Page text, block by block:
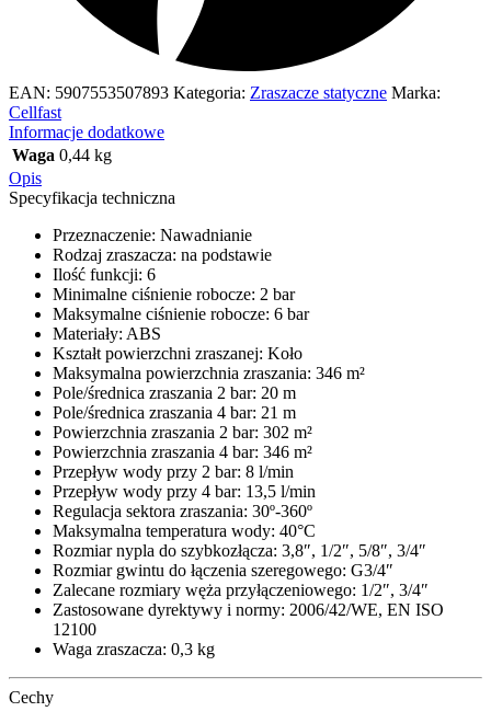
EAN: 5907553507893 Kategoria: Zraszacze statyczne Marka:
Cellfast
Informacje dodatkowe
Waga 0,44 kg
Opis
Specyfikacja techniczna
Przeznaczenie: Nawadnianie
Rodzaj zraszacza: na podstawie
Ilość funkcji: 6
Minimalne ciśnienie robocze: 2 bar
Maksymalne ciśnienie robocze: 6 bar
Materiały: ABS
Kształt powierzchni zraszanej: Koło
Maksymalna powierzchnia zraszania: 346 m²
Pole/średnica zraszania 2 bar: 20 m
Pole/średnica zraszania 4 bar: 21 m
Powierzchnia zraszania 2 bar: 302 m²
Powierzchnia zraszania 4 bar: 346 m²
Przepływ wody przy 2 bar: 8 l/min
Przepływ wody przy 4 bar: 13,5 l/min
Regulacja sektora zraszania: 30º-360º
Maksymalna temperatura wody: 40°C
Rozmiar nypla do szybkozłącza: 3,8″, 1/2″, 5/8″, 3/4″
Rozmiar gwintu do łączenia szeregowego: G3/4″
Zalecane rozmiary węża przyłączeniowego: 1/2″, 3/4″
Zastosowane dyrektywy i normy: 2006/42/WE, EN ISO
12100
Waga zraszacza: 0,3 kg
Cechy